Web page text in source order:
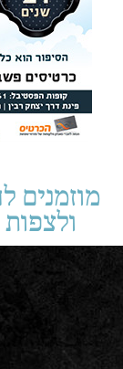
מוזמנים